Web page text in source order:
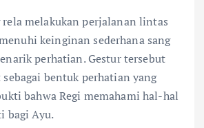
rela melakukan perjalanan lintas
keinginan sederhana sang
perhatian. Gestur tersebut
bentuk perhatian yang
bahwa Regi memahami hal-hal
bagi Ayu.